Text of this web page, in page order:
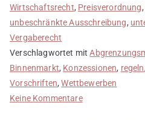
Wirtschaftsrecht, Preisverordnung,
unbeschränkte Ausschreibung,
Vergaberecht
Verschlagwortet mit
Binnenmarkt, Konzessionen, regeln,
Vorschriften,Wettbewerben
Keine Kommentarezu